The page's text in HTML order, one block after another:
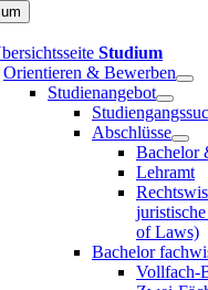
Studium
Orientieren & Bewerben
Studienangebot
Abschlüsse
Bachelor
Lehramt
of Laws)
Bachelor
Vollfach-